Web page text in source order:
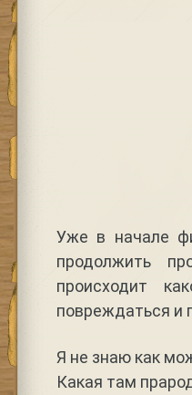
Уже в начале
продолжить
происходит
повреждаться и
Я не знаю как
Какая там